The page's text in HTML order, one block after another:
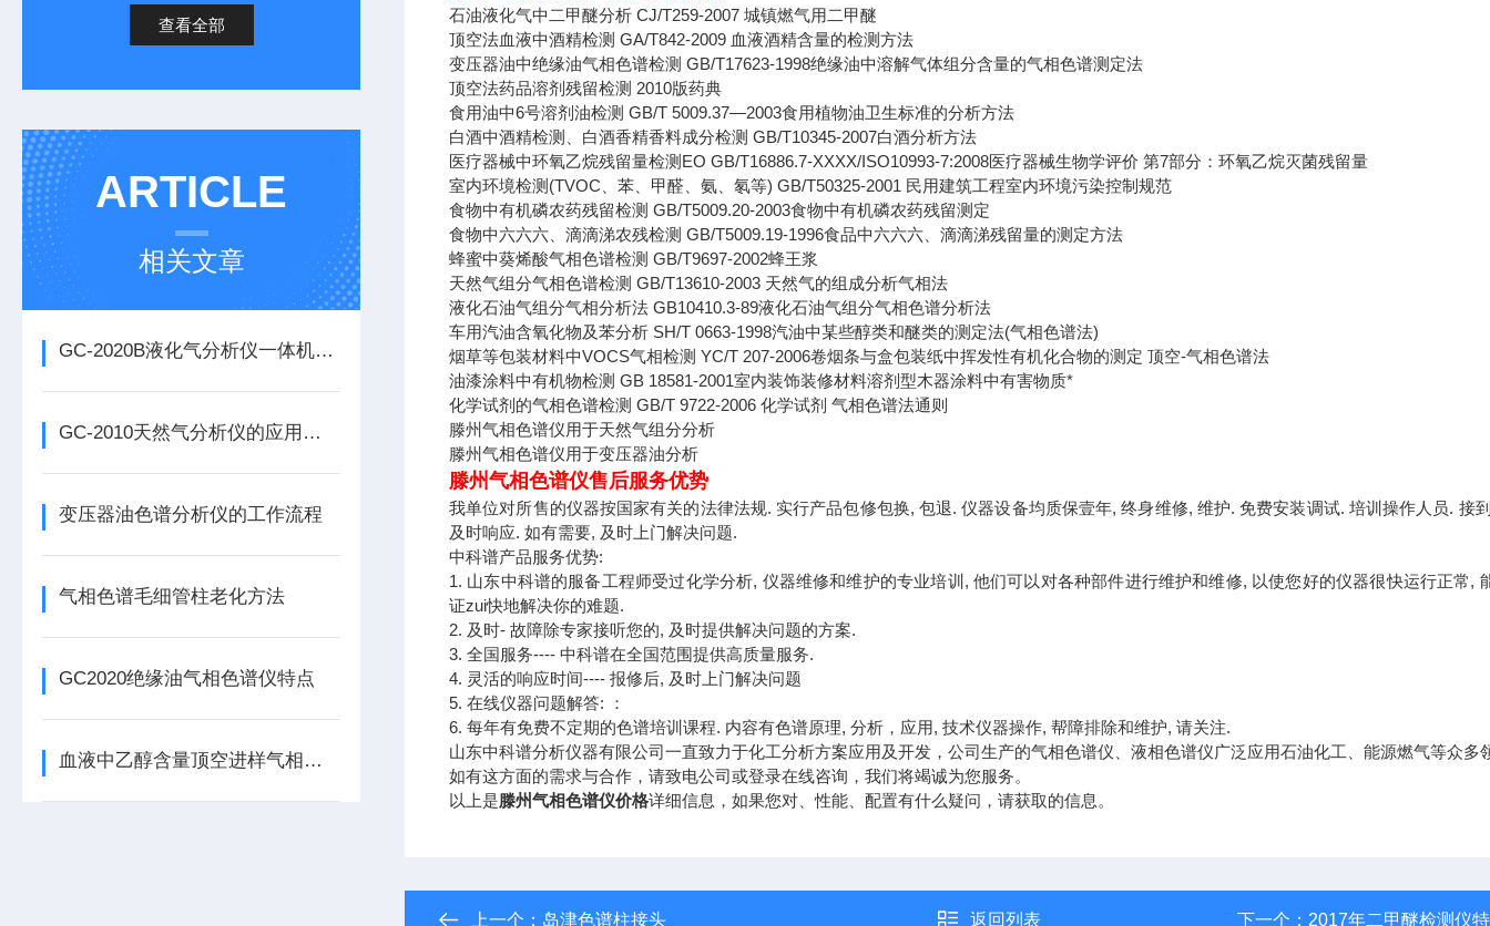
查看全部
ARTICLE
相关文章
GC-2020B液化气分析仪一体机特点
GC-2010天然气分析仪的应用范围是十分广泛的
变压器油色谱分析仪的工作流程
气相色谱毛细管柱老化方法
GC2020绝缘油气相色谱仪特点
血液中乙醇含量顶空进样气相色谱法测定
石油液化气中二甲醚分析 CJ/T259-2007 城镇燃气用二甲醚
顶空法血液中酒精检测 GA/T842-2009 血液酒精含量的检测方法
变压器油中绝缘油气相色谱检测 GB/T17623-1998绝缘油中溶解气体组分含量的气相色谱测定法
顶空法药品溶剂残留检测 2010版药典
食用油中6号溶剂油检测 GB/T 5009.37—2003食用植物油卫生标准的分析方法
白酒中酒精检测、白酒香精香料成分检测 GB/T10345-2007白酒分析方法
医疗器械中环氧乙烷残留量检测EO GB/T16886.7-XXXX/ISO10993-7:2008医疗器械生物学评价 第7部分：环氧乙烷灭菌残留量
室内环境检测(TVOC、苯、甲醛、氨、氡等) GB/T50325-2001 民用建筑工程室内环境污染控制规范
食物中有机磷农药残留检测 GB/T5009.20-2003食物中有机磷农药残留测定
食物中六六六、滴滴涕农残检测 GB/T5009.19-1996食品中六六六、滴滴涕残留量的测定方法
蜂蜜中葵烯酸气相色谱检测 GB/T9697-2002蜂王浆
天然气组分气相色谱检测 GB/T13610-2003 天然气的组成分析气相法
液化石油气组分气相分析法 GB10410.3-89液化石油气组分气相色谱分析法
车用汽油含氧化物及苯分析 SH/T 0663-1998汽油中某些醇类和醚类的测定法(气相色谱法)
烟草等包装材料中VOCS气相检测 YC/T 207-2006卷烟条与盒包装纸中挥发性有机化合物的测定 顶空-气相色谱法
油漆涂料中有机物检测 GB 18581-2001室内装饰装修材料溶剂型木器涂料中有害物质*
化学试剂的气相色谱检测 GB/T 9722-2006 化学试剂 气相色谱法通则
滕州气相色谱仪用于天然气组分分析
滕州气相色谱仪用于变压器油分析
滕州气相色谱仪售后服务优势
我单位对所售的仪器按国家有关的法律法规. 实行产品包修包换, 包退. 仪器设备均质保壹年, 终身维修, 维护. 免费安装调试. 培训操作人员. 接
及时响应. 如有需要, 及时上门解决问题.
中科谱产品服务优势:
1. 山东中科谱的服备工程师受过化学分析, 仪器维修和维护的专业培训, 他们可以对各种部件进行维护和维修, 以使您好的仪器很快运行正常,
证zui快地解决你的难题.
2. 及时- 故障除专家接听您的, 及时提供解决问题的方案.
3. 全国服务---- 中科谱在全国范围提供高质量服务.
4. 灵活的响应时间---- 报修后, 及时上门解决问题
5. 在线仪器问题解答: ：
6. 每年有免费不定期的色谱培训课程. 内容有色谱原理, 分析，应用, 技术仪器操作, 帮障排除和维护, 请关注.
山东中科谱分析仪器有限公司一直致力于化工分析方案应用及开发，公司生产的气相色谱仪、液相色谱仪广泛应用石油化工、能源燃气等众多
如有这方面的需求与合作，请致电公司或登录在线咨询，我们将竭诚为您服务。
以上是滕州气相色谱仪价格详细信息，如果您对 、性能、配置有什么疑问，请获取的信息。
上一个： 岛津色谱柱接头 返回列表 下一个： 2017年二甲醚检测仪